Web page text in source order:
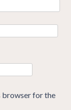
browser for the